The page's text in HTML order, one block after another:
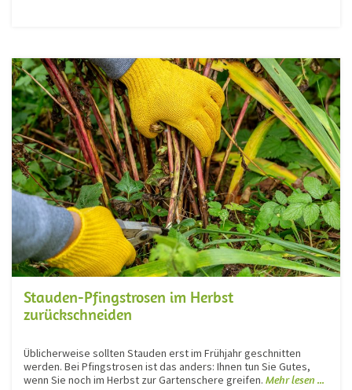
Stauden-Pfingstrosen im Herbst
zurückschneiden
Üblicherweise sollten Stauden erst im Frühjahr geschnitten
werden. Bei Pfingstrosen ist das anders: Ihnen tun Sie Gutes,
wenn Sie noch im Herbst zur Gartenschere greifen. Mehr lesen ...